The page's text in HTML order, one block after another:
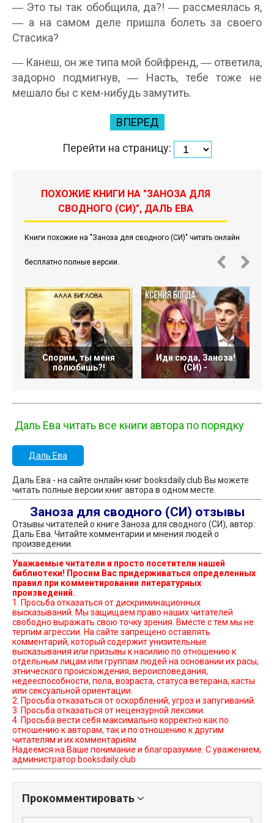
― Это ты так обобщила, да?! ― рассмеялась я,
― а на самом деле пришла болеть за своего
Стасика?
― Канеш, он же типа мой бойфренд, ― ответила,
задорно подмигнув, ― Насть, тебе тоже не
мешало бы с кем-нибудь замутить.
ВПЕРЕД
Перейти на страницу:
ПОХОЖИЕ КНИГИ НА "ЗАНОЗА ДЛЯ
СВОДНОГО (СИ)", ДАЛЬ ЕВА
Книги похожие на "Заноза для сводного (СИ)" читать онлайн
бесплатно полные версии.
Спорим, ты меня
полюбишь?!
Иди сюда, Заноза!
(СИ) -
Даль Ева читать все книги автора по порядку
Даль Ева
Даль Ева - на сайте онлайн книг booksdaily.club Вы можете
читать полные версии книг автора в одном месте.
Заноза для сводного (СИ) отзывы
Отзывы читателей о книге Заноза для сводного (СИ), автор:
Даль Ева. Читайте комментарии и мнения людей о
произведении.
Уважаемые читатели и просто посетители нашей
библиотеки! Просим Вас придерживаться определенных
правил при комментировании литературных
произведений.
1. Просьба отказаться от дискриминационных
высказываний. Мы защищаем право наших читателей
свободно выражать свою точку зрения. Вместе с тем мы не
терпим агрессии. На сайте запрещено оставлять
комментарий, который содержит унизительные
высказывания или призывы к насилию по отношению к
отдельным лицам или группам людей на основании их расы,
этнического происхождения, вероисповедания,
недееспособности, пола, возраста, статуса ветерана, касты
или сексуальной ориентации.
2. Просьба отказаться от оскорблений, угроз и запугиваний.
3. Просьба отказаться от нецензурной лексики.
4. Просьба вести себя максимально корректно как по
отношению к авторам, так и по отношению к другим
читателям и их комментариям.
Надеемся на Ваше понимание и благоразумие. С уважением,
администратор booksdaily.club
Прокомментировать